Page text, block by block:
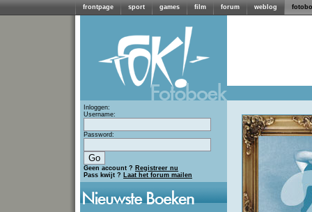
frontpage sport games film forum weblog
Inloggen:
Username:
Password:
Geen account ? Registreer nu
Pass kwijt ? Laat het forum mailen